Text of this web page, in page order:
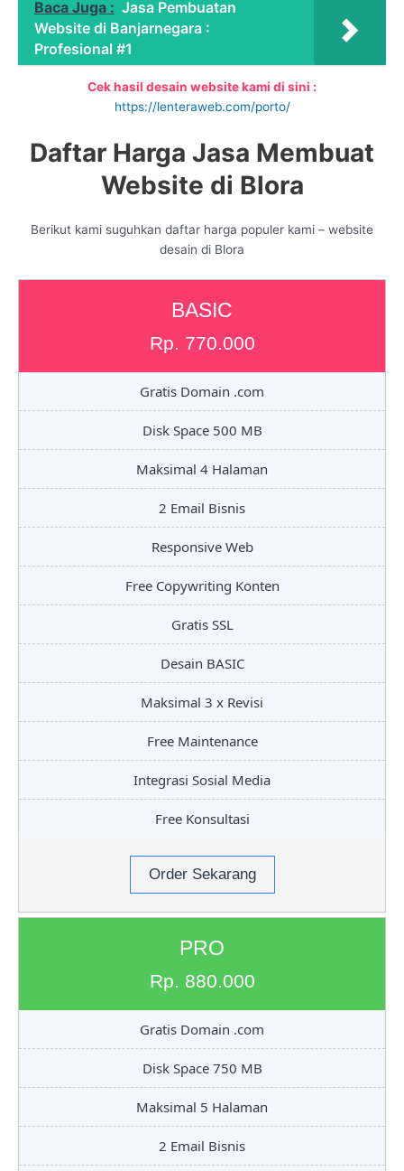
Baca Juga : Jasa Pembuatan
Website di Banjarnegara :
Profesional #1
Cek hasil desain website kami di sini :
https://lenteraweb.com/porto/
Daftar Harga Jasa Membuat
Website di Blora
Berikut kami suguhkan daftar harga populer kami – website
desain di Blora
BASIC
Rp. 770.000
Gratis Domain .com
Disk Space 500 MB
Maksimal 4 Halaman
2 Email Bisnis
Responsive Web
Free Copywriting Konten
Gratis SSL
Desain BASIC
Maksimal 3 x Revisi
Free Maintenance
Integrasi Sosial Media
Free Konsultasi
Order Sekarang
PRO
Rp. 880.000
Gratis Domain .com
Disk Space 750 MB
Maksimal 5 Halaman
2 Email Bisnis